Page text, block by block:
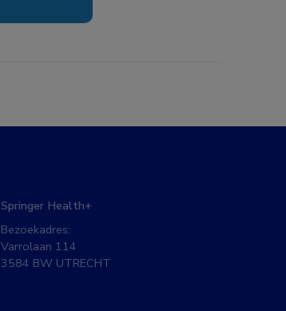
Springer Health+
Bezoekadres:
Varrolaan 114
3584 BW UTRECHT